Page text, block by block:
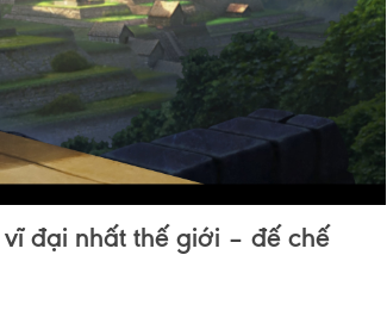
đại nhất thế giới – đế chế